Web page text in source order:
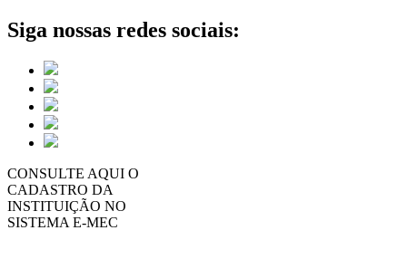
Siga nossas redes sociais:
CONSULTE AQUI O
CADASTRO DA
INSTITUIÇÃO NO
SISTEMA E-MEC